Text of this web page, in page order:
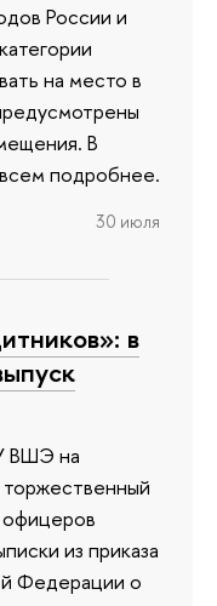
России и
на место в
В
подробнее.
30 июля
в
ВШЭ на
офицеров
из приказа
Федерации о